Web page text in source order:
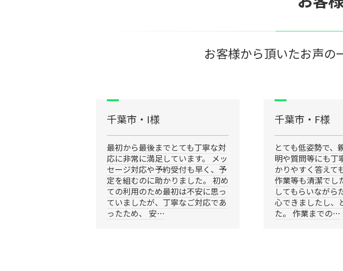
お客様から頂いたお声の
千葉市・I様
最初から最後までとても丁寧な対
応に非常に満足しています。 メッ
セージ対応や予約受付も早く、予
定を組むのに助かりました。 初め
ての利用のため最初は不安に思っ
ていましたが、丁寧なご対応であ
ったため、 安…
千葉市・F様
とても低姿勢で、
明や質問等にも丁
かりやすく答えて
作業等も清潔でし
してもらいながら
心できましたし、
た。 作業までの…